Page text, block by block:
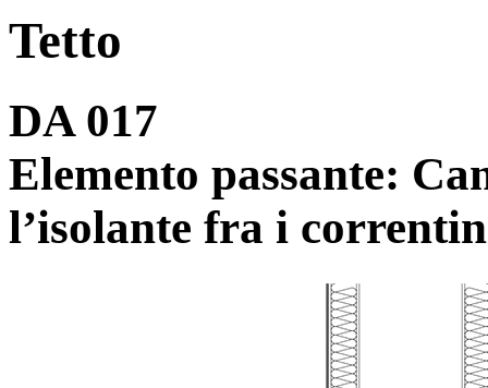
Tetto
DA 017
Elemento passante:
l’isolante fra i